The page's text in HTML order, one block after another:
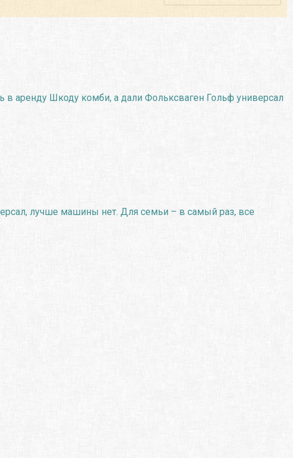
в аренду Шкоду комби, а дали Фольксваген Гольф универсал
лучше машины нет. Для семьи – в самый раз, все